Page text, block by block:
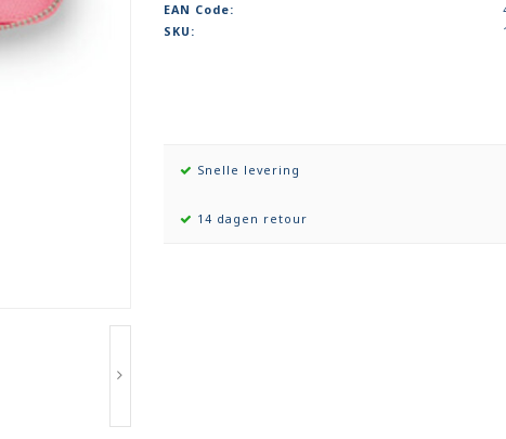
EAN Code:
SKU:
Snelle levering
14 dagen retour